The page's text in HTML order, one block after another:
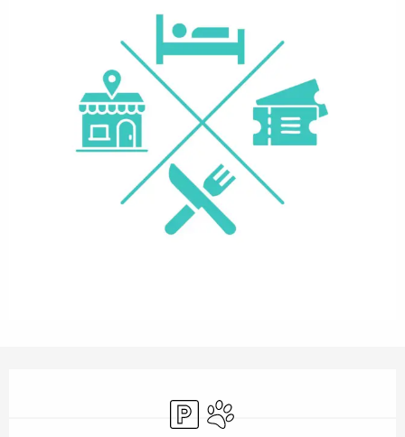
ParcheggioAnimali ammessi